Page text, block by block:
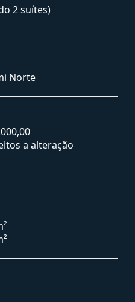
2 suítes)
Norte
a alteração